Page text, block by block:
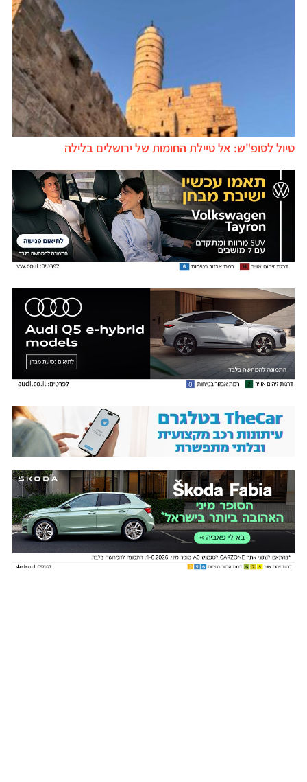
טיול לסופ"ש: אל טיילת החומות של ירושלים בלילה